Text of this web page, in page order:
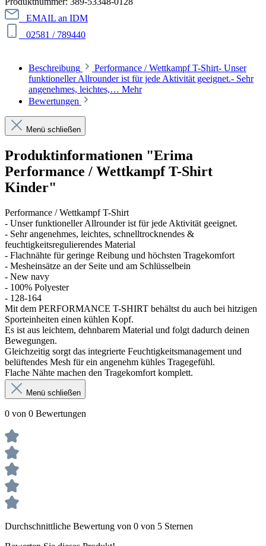
EMAIL an IDM
02581 / 789440
Beschreibung
Performance / Wettkampf T-Shirt- Unser
funktioneller Allrounder ist für jede Aktivität geeignet.- Sehr
angenehmes, leichtes,… Mehr
Bewertungen
Menü schließen
Produktinformationen "Erima
Performance / Wettkampf T-Shirt
Kinder"
Performance / Wettkampf T-Shirt
- Unser funktioneller Allrounder ist für jede Aktivität geeignet.
- Sehr angenehmes, leichtes, schnelltrocknendes &
feuchtigkeitsregulierendes Material
- Flachnähte für geringe Reibung und höchsten Tragekomfort
- Mesheinsätze an der Seite und am Schlüsselbein
- New navy
- 100% Polyester
- 128-164
Mit dem PERFORMANCE T-SHIRT behältst du auch bei hitzigen
Sporteinheiten einen kühlen Kopf.
Es ist aus leichtem, dehnbarem Material und folgt dadurch deinen
Bewegungen.
Gleichzeitig sorgt das integrierte Feuchtigkeitsmanagement und
belüftendes Mesh für ein angenehm kühles Tragegefühl.
Flache Nähte machen den Tragekomfort komplett.
Menü schließen
0 von 0 Bewertungen
Durchschnittliche Bewertung von 0 von 5 Sternen